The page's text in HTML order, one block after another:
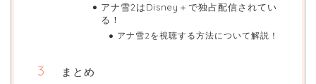
アナ雪2はDisney＋で独占配信されてい
る！
アナ雪2を視聴する方法について解説！
まとめ